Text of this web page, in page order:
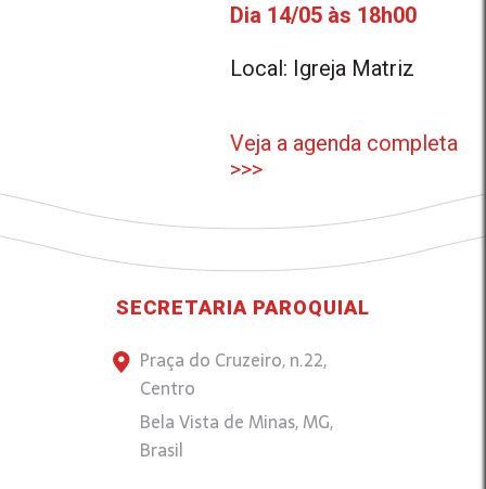
Dia 14/05 às 18h00
Local: Igreja Matriz
Veja a agenda completa
>>>
SECRETARIA PAROQUIAL
Praça do Cruzeiro, n.22,
Centro
Bela Vista de Minas, MG,
Brasil